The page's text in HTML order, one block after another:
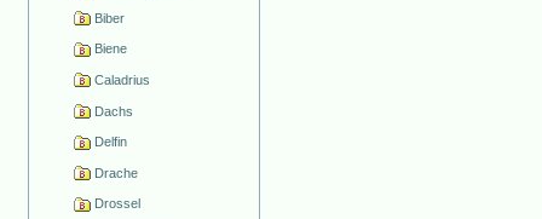
Biber
Biene
Caladrius
Dachs
Delfin
Drache
Drossel